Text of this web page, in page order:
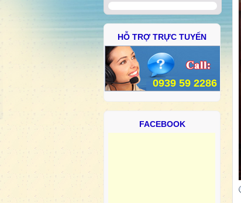
HỖ TRỢ TRỰC TUYẾN
0939 59 2286
FACEBOOK